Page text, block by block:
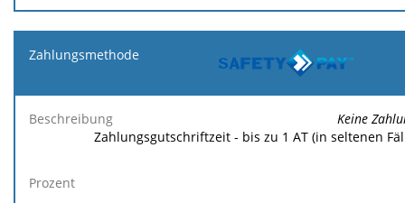
Keine
Zahlungsgutschriftzeit - bis zu 1 AT (in seltenen